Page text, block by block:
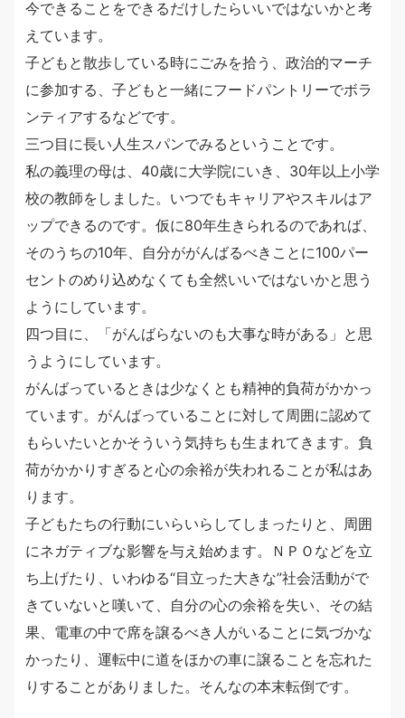
今できることをできるだけしたらいいではないかと考
えています。
子どもと散歩している時にごみを拾う、政治的マーチ
に参加する、子どもと一緒にフードパントリーでボラ
ンティアするなどです。
三つ目に長い人生スパンでみるということです。
私の義理の母は、40歳に大学院にいき、30年以上小学
校の教師をしました。いつでもキャリアやスキルはア
ップできるのです。仮に80年生きられるのであれば、
そのうちの10年、自分ががんばるべきことに100パー
セントのめり込めなくても全然いいではないかと思う
ようにしています。
四つ目に、「がんばらないのも大事な時がある」と思
うようにしています。
がんばっているときは少なくとも精神的負荷がかかっ
ています。がんばっていることに対して周囲に認めて
もらいたいとかそういう気持ちも生まれてきます。負
荷がかかりすぎると心の余裕が失われることが私はあ
ります。
子どもたちの行動にいらいらしてしまったりと、周囲
にネガティブな影響を与え始めます。ＮＰＯなどを立
ち上げたり、いわゆる“目立った大きな”社会活動がで
きていないと嘆いて、自分の心の余裕を失い、その結
果、電車の中で席を譲るべき人がいることに気づかな
かったり、運転中に道をほかの車に譲ることを忘れた
りすることがありました。そんなの本末転倒です。